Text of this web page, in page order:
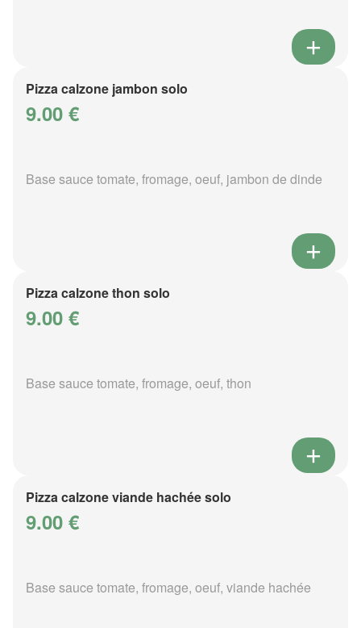
Pizza calzone jambon solo
9.00 €
Base sauce tomate, fromage, oeuf, jambon de dinde
Pizza calzone thon solo
9.00 €
Base sauce tomate, fromage, oeuf, thon
Pizza calzone viande hachée solo
9.00 €
Base sauce tomate, fromage, oeuf, viande hachée